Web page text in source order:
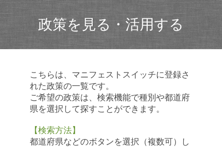
政策を見る・活用する
こちらは、マニフェストスイッチに登録さ
れた政策の一覧です。
ご希望の政策は、検索機能で種別や都道府
県を選択して探すことができます。
【検索方法】
都道府県などのボタンを選択（複数可）し